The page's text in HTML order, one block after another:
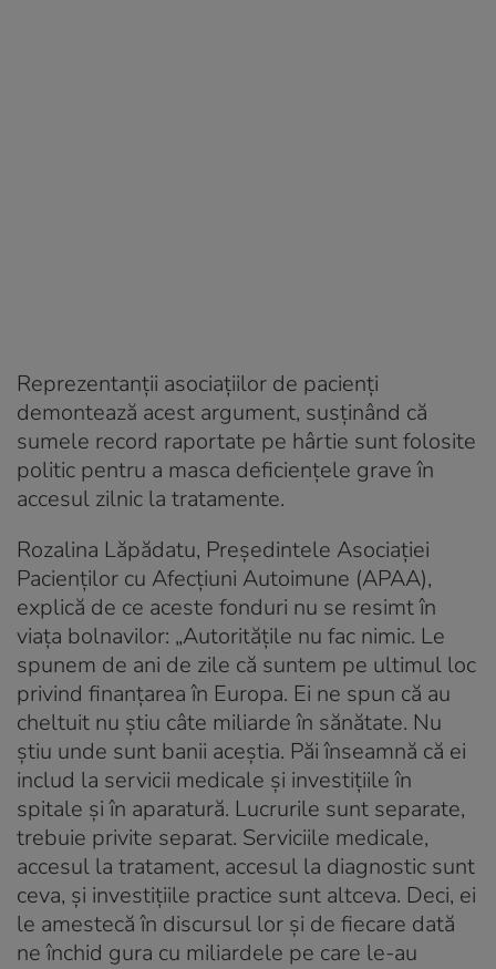
Reprezentanții asociațiilor de pacienți
demontează acest argument, susținând că
sumele record raportate pe hârtie sunt folosite
politic pentru a masca deficiențele grave în
accesul zilnic la tratamente.
Rozalina Lăpădatu, Președintele Asociației
Pacienților cu Afecțiuni Autoimune (APAA),
explică de ce aceste fonduri nu se resimt în
viața bolnavilor: „Autoritățile nu fac nimic. Le
spunem de ani de zile că suntem pe ultimul loc
privind finanțarea în Europa. Ei ne spun că au
cheltuit nu știu câte miliarde în sănătate. Nu
știu unde sunt banii aceștia. Păi înseamnă că ei
includ la servicii medicale și investițiile în
spitale și în aparatură. Lucrurile sunt separate,
trebuie privite separat. Serviciile medicale,
accesul la tratament, accesul la diagnostic sunt
ceva, și investițiile practice sunt altceva. Deci, ei
le amestecă în discursul lor și de fiecare dată
ne închid gura cu miliardele pe care le-au